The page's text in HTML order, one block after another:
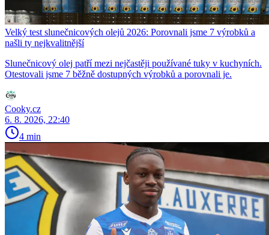
Velký test slunečnicových olejů 2026: Porovnali jsme 7 výrobků a
našli ty nejkvalitnější
Slunečnicový olej patří mezi nejčastěji používané tuky v kuchyních.
Otestovali jsme 7 běžně dostupných výrobků a porovnali je.
Cooky.cz
6. 8. 2026, 22:40
4 min